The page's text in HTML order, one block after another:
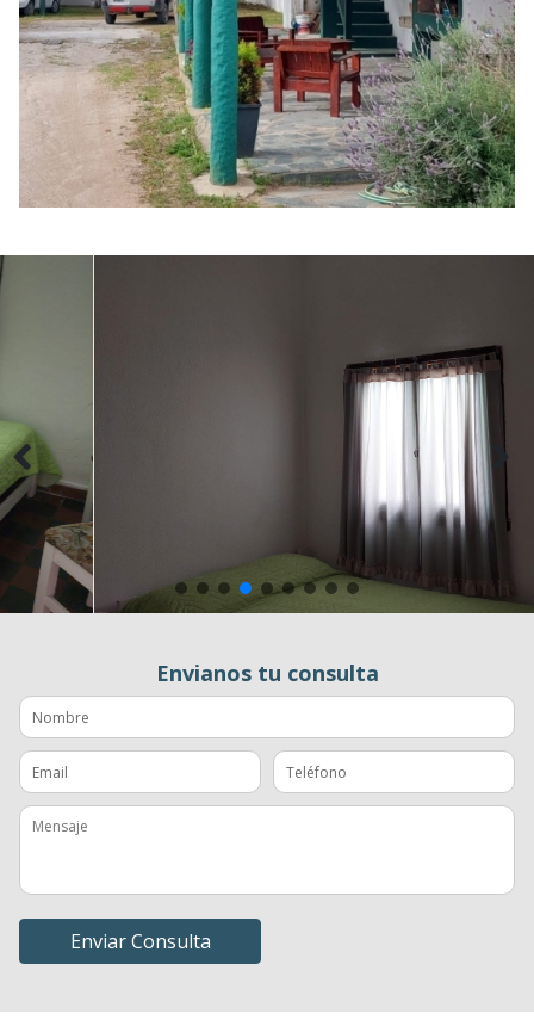
Envianos tu consulta
Enviar Consulta